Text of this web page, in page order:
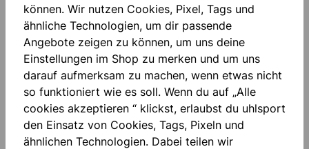
Menge
IN DEN WARENKORB
Zum Merkzettel hinzufügen
können. Wir nutzen Cookies, Pixel, Tags und
ähnliche Technologien, um dir passende
Angebote zeigen zu können, um uns deine
Einstellungen im Shop zu merken und um uns
darauf aufmerksam zu machen, wenn etwas nicht
so funktioniert wie es soll. Wenn du auf „Alle
cookies akzeptieren “ klickst, erlaubst du uhlsport
den Einsatz von Cookies, Tags, Pixeln und
ähnlichen Technologien. Dabei teilen wir